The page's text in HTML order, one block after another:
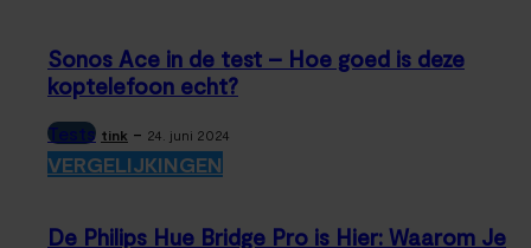
Sonos Ace in de test – Hoe goed is deze
koptelefoon echt?
Tests tink - 24. juni 2024
VERGELIJKINGEN
De Philips Hue Bridge Pro is Hier: Waarom Je